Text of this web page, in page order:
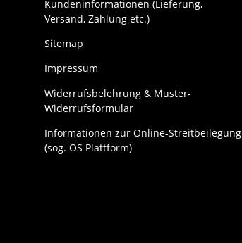
Kundeninformationen (Lieferung,
Versand, Zahlung etc.)
Sitemap
Impressum
Widerrufsbelehrung & Muster-
Widerrufsformular
Informationen zur Online-Streitbeilegung
(sog. OS Plattform)